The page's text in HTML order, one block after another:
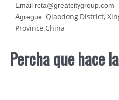
Email reta@greatcitygroup.com
Agregue: Qiaodong District,
Province.China
Percha que hace